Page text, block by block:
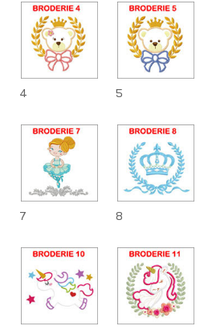
4 5
7 8